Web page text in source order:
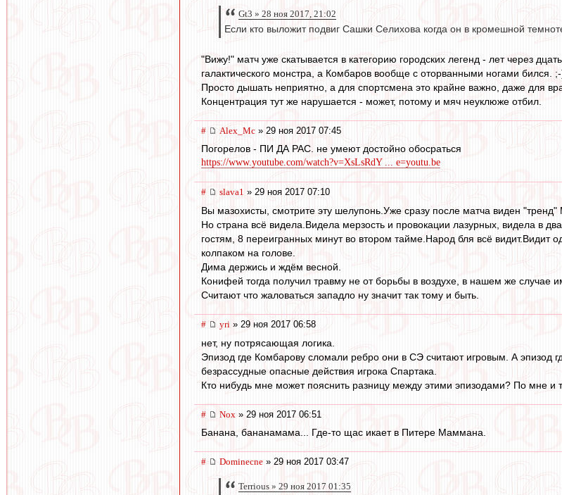
Gt3 » 28 ноя 2017, 21:02
Если кто выложит подвиг Сашки Селихова когда он в кромешной
"Вижу!" матч уже скатывается в категорию городских легенд - лет через
галактического монстра, а Комбаров вообще с оторванными ногами
Просто дышать неприятно, а для спортсмена это крайне важно, даже для
Концентрация тут же нарушается - может, потому и мяч неуклюже отбил.
# Alex_Mc » 29 ноя 2017 07:45
Погорелов - ПИ ДА РАС. не умеют достойно обосраться
https://www.youtube.com/watch?v=XsLsRdY ... e=youtu.be
# slava1 » 29 ноя 2017 07:10
Вы мазохисты, смотрите эту шелупонь.Уже сразу после матча виден
Но страна всё видела.Видела мерзость и провокации лазурных, видела в
гостям, 8 переигранных минут во втором тайме.Народ бля всё видит.Видит
колпаком на голове.
Дима держись и ждём весной.
Конифей тогда получил травму не от борьбы в воздухе, в нашем же случае
Cчитают что жаловаться западло ну значит так тому и быть.
# yri » 29 ноя 2017 06:58
нет, ну потрясающая логика.
Эпизод где Комбарову сломали ребро они в СЭ считают игровым. А эпизод
безрассудные опасные действия игрока Спартака.
Кто нибудь мне может пояснить разницу между этими эпизодами? По мне и
# Nox » 29 ноя 2017 06:51
Банана, бананамама... Где-то щас икает в Питере Маммана.
# Dominecne » 29 ноя 2017 03:47
Terrious » 29 ноя 2017 01:35